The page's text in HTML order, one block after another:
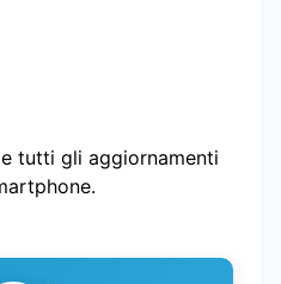
tutti gli aggiornamenti